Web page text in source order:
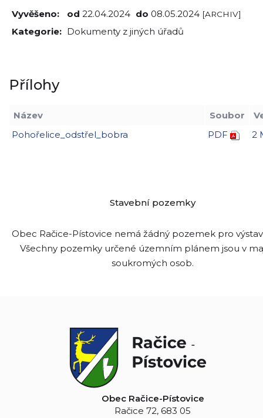
Vyvěšeno: od 22.04.2024 do 08.05.2024 [ARCHIV]
Kategorie: Dokumenty z jiných úřadů
Přílohy
Název Soubor
Pohořelice_odstřel_bobra
PDF 2
Stavební pozemky
Obec Račice-Pístovice nemá žádný pozemek pro
Všechny pozemky určené územním plánem jsou v
soukromých osob.
Obec Račice-Pístovice
Račice 72, 683 05